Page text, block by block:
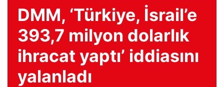
DMM, ‘Türkiye, İsrail’e
393,7 milyon dolarlık
ihracat yaptı’ iddiasını
yalanladı